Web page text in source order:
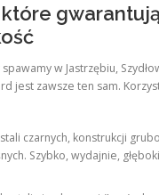
w Jastrzębiu,
jest zawsze ten sam.
czarnych, konstrukcji
Szybko, wydajnie,